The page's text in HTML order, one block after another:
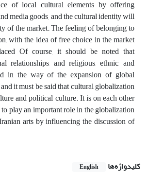
of local cultural elements by offering
media goods, and the cultural identity will
of the market. The feeling of belonging to
with the idea of free choice in the market
Of course, it should be noted that
relationships, and religious, ethnic, and
in the way of the expansion of global
it must be said that cultural globalization
and political culture. It is on each other
play an important role in the globalization
arts by influencing the discussion of
کلیدواژه‌ها English